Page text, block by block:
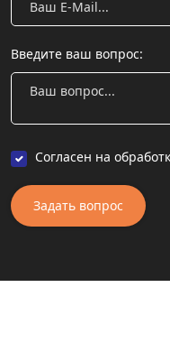
Введите ваш вопрос:
Согласен на
Задать вопрос